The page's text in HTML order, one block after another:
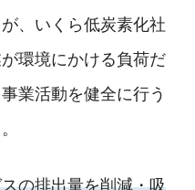
、いくら低炭素化社
環境にかける負荷だ
業活動を健全に行う
の排出量を削減・吸